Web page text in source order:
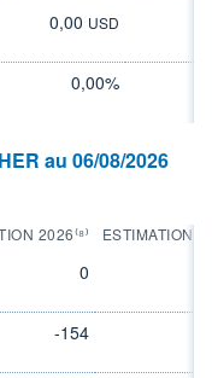
0,00 USD
0,00%
au 06/08/2026
2026⁽⁸⁾ ESTIMATION
0
-154